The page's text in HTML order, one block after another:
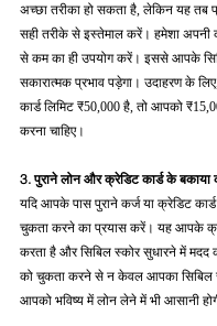
अच्छा तरीका हो सकता है, लेकिन यह तब
सही तरीके से इस्तेमाल करें। हमेशा अपनी
से कम का ही उपयोग करें। इससे आपके
सकारात्मक प्रभाव पड़ेगा। उदाहरण के
कार्ड लिमिट ₹50,000 है, तो आपको
करना चाहिए।
3. पुराने लोन और क्रेडिट कार्ड के
यदि आपके पास पुराने कर्ज या क्रेडिट
चुकता करने का प्रयास करें। यह आपके
करता है और सिबिल स्कोर सुधारने में मदद
को चुकता करने से न केवल आपका सिबिल
आपको भविष्य में लोन लेने में भी आसानी